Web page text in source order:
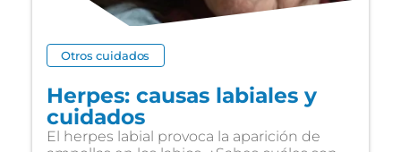
Otros cuidados
Herpes: causas labiales y
cuidados
El herpes labial provoca la aparición de